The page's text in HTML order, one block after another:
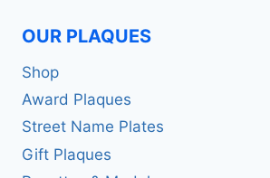
OUR PLAQUES
Shop
Award Plaques
Street Name Plates
Gift Plaques